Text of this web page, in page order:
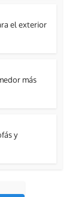
el exterior
más
y